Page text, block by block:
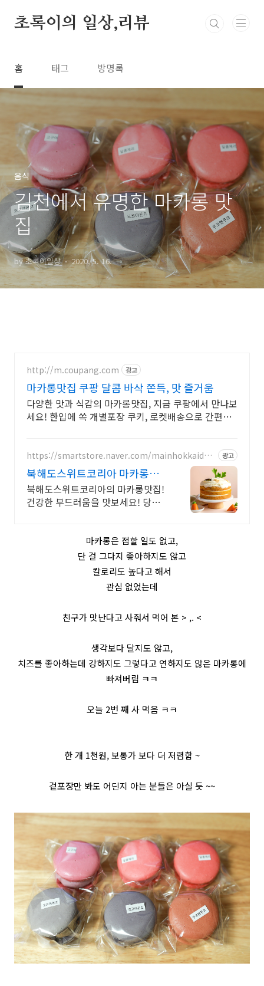
초록이의 일상,리뷰
홈 태그 방명록
음식
김천에서 유명한 마카롱 맛
집
by 초록이일상 2020. 5. 16.
http://m.coupang.com 광고
마카롱맛집 쿠팡 달콤 바삭 쫀득, 맛 즐거움
다양한 맛과 식감의 마카롱맛집, 지금 쿠팡에서 만나보
세요! 한입에 쏙 개별포장 쿠키, 로켓배송으로 간편하
https://smartstore.naver.com/mainhokkaidos
광고
북해도스위트코리아 마카롱맛
집 잊지 못할 수제케이크 선물
북해도스위트코리아의 마카롱맛집!
건강한 부드러움을 맛보세요! 당근
크의 맛을 전합니다!마카롱은 접할 일도 없고,
단 걸 그다지 좋아하지도 않고
칼로리도 높다고 해서
관심 없었는데
친구가 맛난다고 사줘서 먹어 본 > ,. <
생각보다 달지도 않고,
치즈를 좋아하는데 강하지도 그렇다고 연하지도 않은 마카롱에
빠져버림 ㅋㅋ
오늘 2번 째 사 먹음 ㅋㅋ
한 개 1천원, 보통가 보다 더 저렴함 ~
겉포장만 봐도 어딘지 아는 분들은 아실 듯 ~~